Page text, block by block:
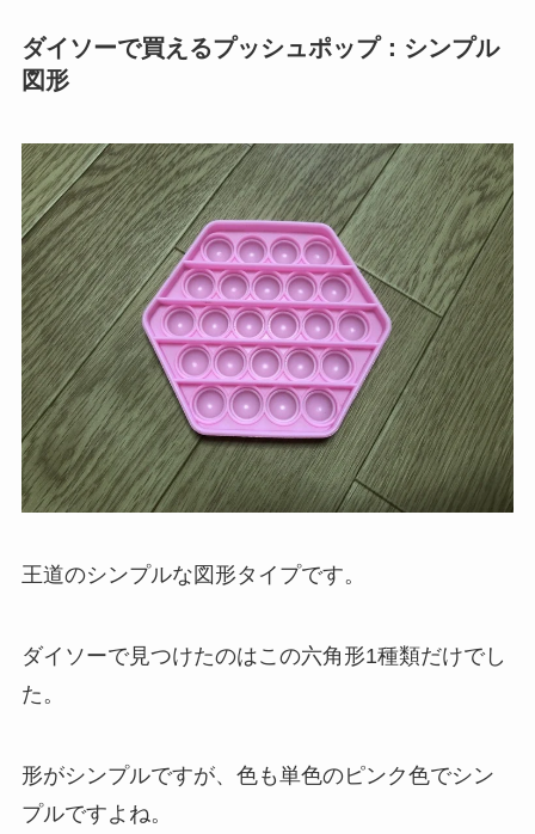
ダイソーで買えるプッシュポップ：シンプル
図形
王道のシンプルな図形タイプです。
ダイソーで見つけたのはこの六角形1種類だけでし
た。
形がシンプルですが、色も単色のピンク色でシン
プルですよね。